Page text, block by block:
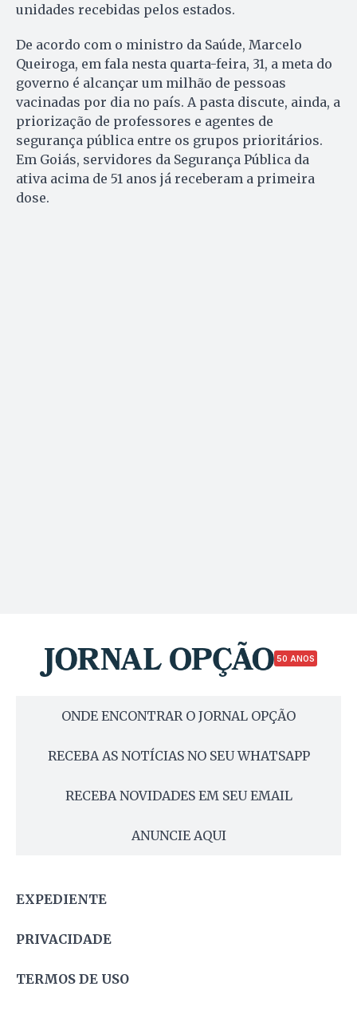
unidades recebidas pelos estados.
De acordo com o ministro da Saúde, Marcelo
Queiroga, em fala nesta quarta-feira, 31, a meta do
governo é alcançar um milhão de pessoas
vacinadas por dia no país. A pasta discute, ainda, a
priorização de professores e agentes de
segurança pública entre os grupos prioritários.
Em Goiás, servidores da Segurança Pública da
ativa acima de 51 anos já receberam a primeira
dose.
50 ANOS
ONDE ENCONTRAR O JORNAL OPÇÃO
RECEBA AS NOTÍCIAS NO SEU WHATSAPP
RECEBA NOVIDADES EM SEU EMAIL
ANUNCIE AQUI
EXPEDIENTE
PRIVACIDADE
TERMOS DE USO